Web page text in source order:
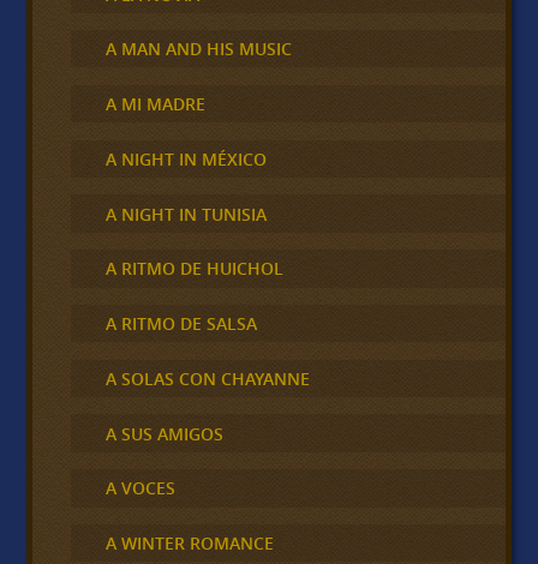
A MAN AND HIS MUSIC
A MI MADRE
A NIGHT IN MÉXICO
A NIGHT IN TUNISIA
A RITMO DE HUICHOL
A RITMO DE SALSA
A SOLAS CON CHAYANNE
A SUS AMIGOS
A VOCES
A WINTER ROMANCE